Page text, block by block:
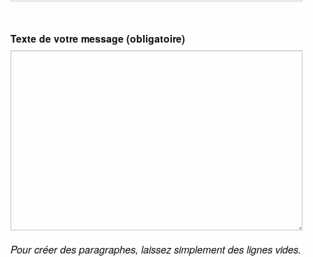
Texte de votre message (obligatoire)
Pour créer des paragraphes, laissez simplement des lignes vides.